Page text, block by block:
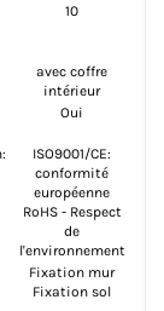
10
avec coffre
intérieur
Oui
ISO9001/CE:
conformité
européenne
RoHS - Respect
de
l'environnement
Fixation mur
Fixation sol